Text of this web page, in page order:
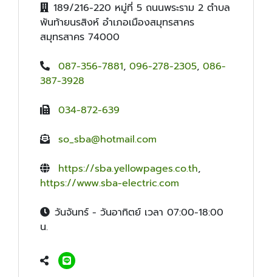
189/216-220 หมู่ที่ 5 ถนนพระราม 2 ตำบล
พันท้ายนรสิงห์ อำเภอเมืองสมุทรสาคร
สมุทรสาคร 74000
087-356-7881, 096-278-2305, 086-
387-3928
034-872-639
so_sba@hotmail.com
https://sba.yellowpages.co.th,
https://www.sba-electric.com
วันจันทร์ - วันอาทิตย์ เวลา 07:00-18:00
น.